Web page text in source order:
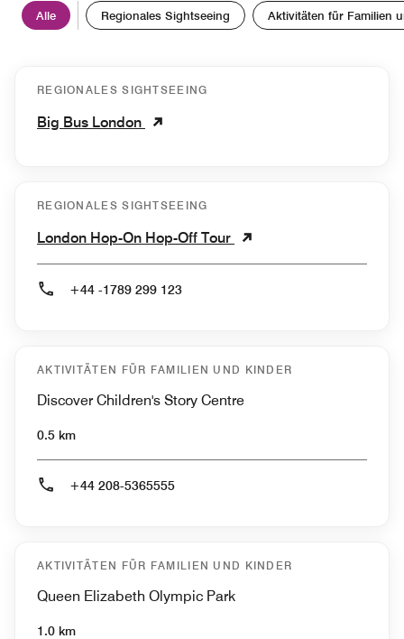
Alle Regionales Sightseeing Aktivitäten für Familien
REGIONALES SIGHTSEEING
Big Bus London
REGIONALES SIGHTSEEING
London Hop-On Hop-Off Tour
+44 -1789 299 123
AKTIVITÄTEN FÜR FAMILIEN UND KINDER
Discover Children's Story Centre
0.5 km
+44 208-5365555
AKTIVITÄTEN FÜR FAMILIEN UND KINDER
Queen Elizabeth Olympic Park
1.0 km